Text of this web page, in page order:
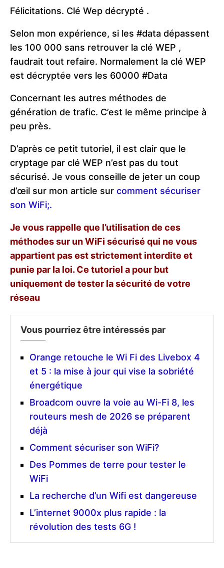
Félicitations. Clé Wep décrypté .
Selon mon expérience, si les #data dépassent
les 100 000 sans retrouver la clé WEP ,
faudrait tout refaire. Normalement la clé WEP
est décryptée vers les 60000 #Data
Concernant les autres méthodes de
génération de trafic. C’est le même principe à
peu près.
D’après ce petit tutoriel, il est clair que le
cryptage par clé WEP n’est pas du tout
sécurisé. Je vous conseille de jeter un coup
d’œil sur mon article sur comment sécuriser
son WiFi;.
Je vous rappelle que l’utilisation de ces
méthodes sur un WiFi sécurisé qui ne vous
appartient pas est strictement interdite et
punie par la loi. Ce tutoriel a pour but
uniquement de tester la sécurité de votre
réseau
Vous pourriez être intéressés par
Orange retouche le Wi Fi des Livebox 4
et 5 : la mise à jour qui vise la sobriété
énergétique
Broadcom ouvre la voie au Wi-Fi 8, les
routeurs mesh de 2026 se préparent
déjà
Comment sécuriser son WiFi?
Des Pommes de terre pour tester le
WiFi
La recherche d’un Wifi est dangereuse
L’internet 9000x plus rapide : la
révolution des tests 6G !